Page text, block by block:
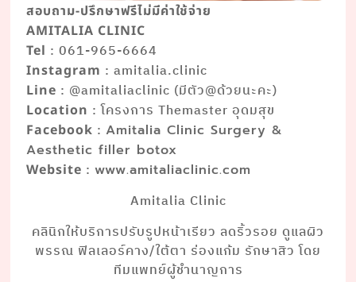
สอบถาม-ปรึกษาฟรีไม่มีค่าใช้จ่าย
AMITALIA CLINIC
Tel : 061-965-6664
Instagram : amitalia.clinic
Line : @amitaliaclinic (มีตัว@ด้วยนะคะ)
Location : โครงการ Themaster อุดมสุข
Facebook :Amitalia Clinic Surgery &
Aesthetic filler botox
Website :www.amitaliaclinic.com
Amitalia Clinic
คลินิกให้บริการปรับรูปหน้าเรียว ลดริ้วรอย ดูแลผิว
พรรณ ฟิลเลอร์คาง/ใต้ตา ร่องแก้ม รักษาสิว โดย
ทีมแพทย์ผู้ชำนาญการ